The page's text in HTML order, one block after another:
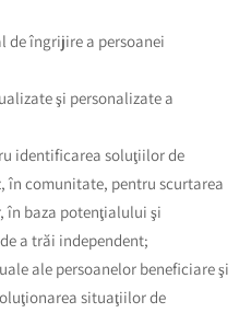
de îngrijire a persoanei
şi personalizate a
identificarea soluţiilor de
în comunitate, pentru scurtarea
în baza potenţialului şi
a trăi independent;
ale persoanelor beneficiare şi
situaţiilor de